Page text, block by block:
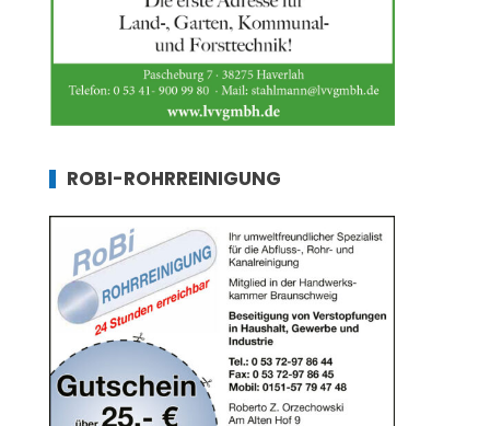
ROBI-ROHRREINIGUNG